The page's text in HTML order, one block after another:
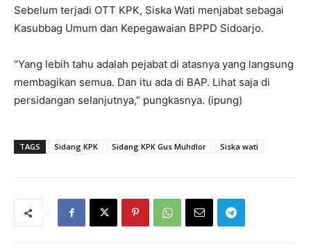
Sebelum terjadi OTT KPK, Siska Wati menjabat sebagai
Kasubbag Umum dan Kepegawaian BPPD Sidoarjo.
“Yang lebih tahu adalah pejabat di atasnya yang langsung
membagikan semua. Dan itu ada di BAP. Lihat saja di
persidangan selanjutnya,” pungkasnya. (ipung)
TAGS Sidang KPK Sidang KPK Gus Muhdlor Siska wati